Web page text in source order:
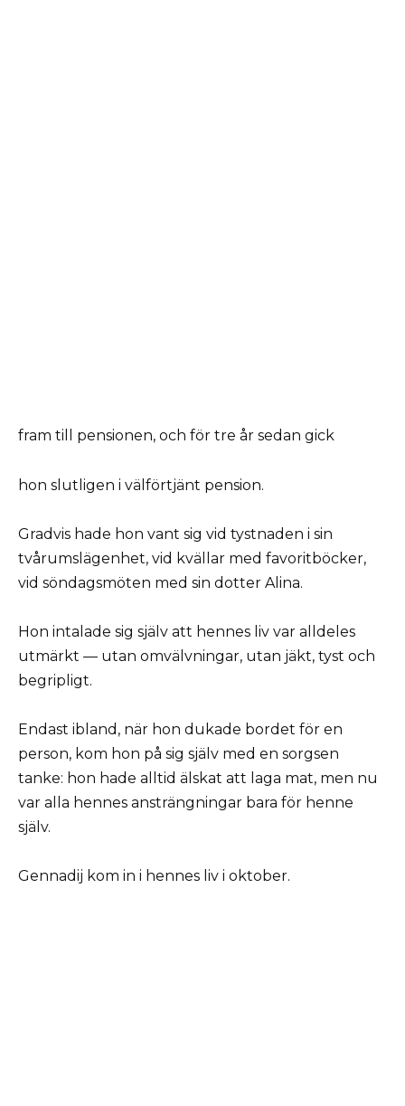
fram till pensionen, och för tre år sedan gick
hon slutligen i välförtjänt pension.
Gradvis hade hon vant sig vid tystnaden i sin
tvårumslägenhet, vid kvällar med favoritböcker,
vid söndagsmöten med sin dotter Alina.
Hon intalade sig själv att hennes liv var alldeles
utmärkt — utan omvälvningar, utan jäkt, tyst och
begripligt.
Endast ibland, när hon dukade bordet för en
person, kom hon på sig själv med en sorgsen
tanke: hon hade alltid älskat att laga mat, men nu
var alla hennes ansträngningar bara för henne
själv.
Gennadij kom in i hennes liv i oktober.